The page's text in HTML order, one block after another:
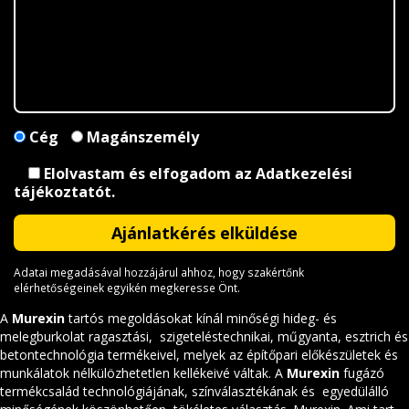
Cég
Magánszemély
Elolvastam és elfogadom az Adatkezelési
tájékoztatót.
Adatai megadásával hozzájárul ahhoz, hogy szakértőnk
elérhetőségeinek egyikén megkeresse Önt.
A Murexintartós megoldásokat kínál minőségi hideg- és
melegburkolat ragasztási, szigeteléstechnikai, műgyanta, esztrich és
betontechnológia termékeivel, melyek az építőpari előkészületek és
munkálatok nélkülözhetetlen kellékeivé váltak. A Murexin fugázó
termékcsalád technológiájának, színválasztékának és egyedülálló